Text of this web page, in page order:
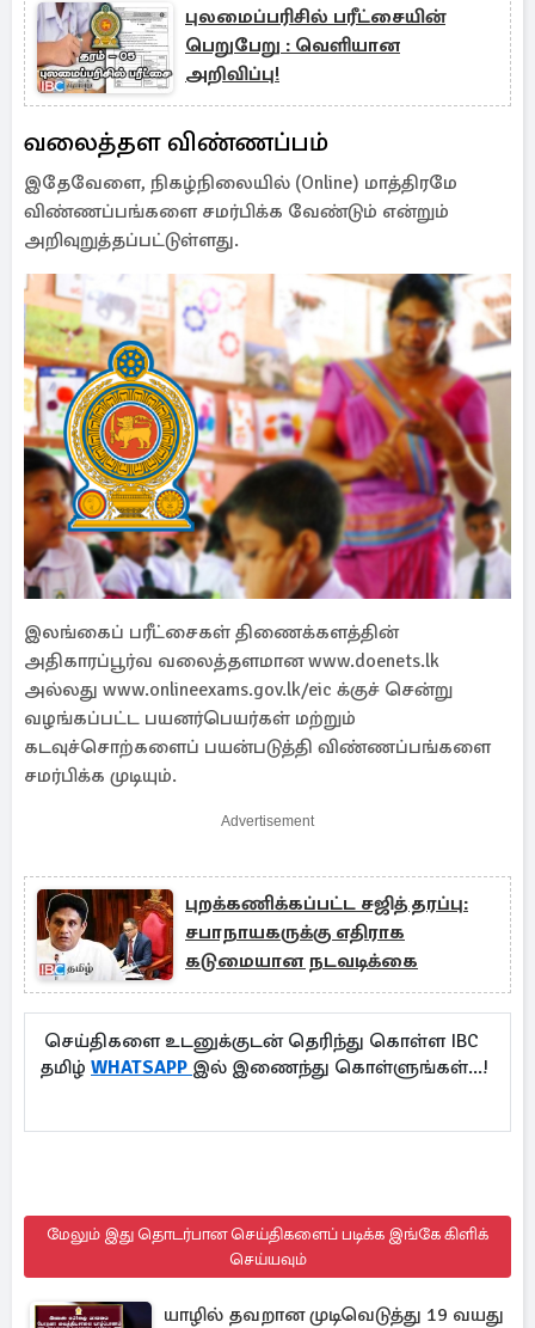
புலமைப்பரிசில் பரீட்சையின்
பெறுபேறு : வெளியான
அறிவிப்பு!
வலைத்தள விண்ணப்பம்
இதேவேளை, நிகழ்நிலையில் (Online) மாத்திரமே
விண்ணப்பங்களை சமர்பிக்க வேண்டும் என்றும்
அறிவுறுத்தப்பட்டுள்ளது.
இலங்கைப் பரீட்சைகள் திணைக்களத்தின்
அதிகாரப்பூர்வ வலைத்தளமான www.doenets.lk
அல்லது www.onlineexams.gov.lk/eic க்குச் சென்று
வழங்கப்பட்ட பயனர்பெயர்கள் மற்றும்
கடவுச்சொற்களைப் பயன்படுத்தி விண்ணப்பங்களை
சமர்பிக்க முடியும்.
Advertisement
புறக்கணிக்கப்பட்ட சஜித் தரப்பு:
சபாநாயகருக்கு எதிராக
கடுமையான நடவடிக்கை
செய்திகளை உடனுக்குடன் தெரிந்து கொள்ள IBC
தமிழ் WHATSAPP இல் இணைந்து கொள்ளுங்கள்...!
மேலும் இது தொடர்பான செய்திகளைப் படிக்க இங்கே கிளிக்
செய்யவும்
யாழில் தவறான முடிவெடுத்து 19 வயது